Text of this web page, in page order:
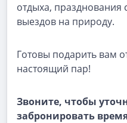
отдыха,
выездов на природу.
Готовы подарить вам
настоящий пар!
Звоните, чтобы
забронировать